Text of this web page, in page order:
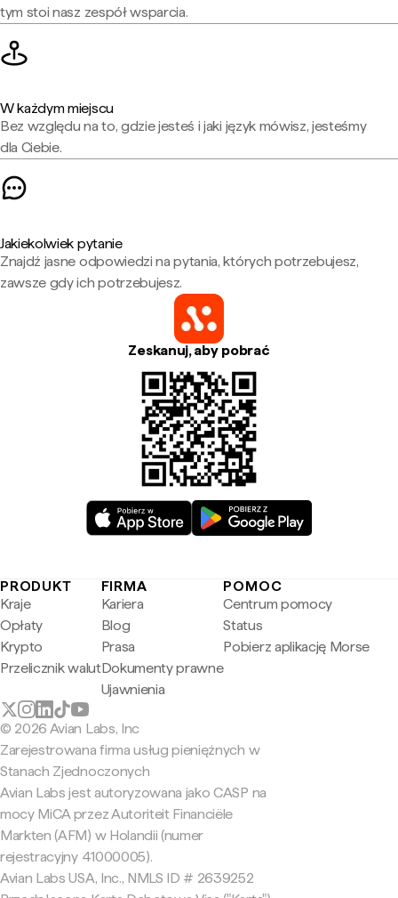
tym stoi nasz zespół wsparcia.
W każdym miejscu
Bez względu na to, gdzie jesteś i jaki język mówisz, jesteśmy
dla Ciebie.
Jakiekolwiek pytanie
Znajdź jasne odpowiedzi na pytania, których potrzebujesz,
zawsze gdy ich potrzebujesz.
Zeskanuj, aby pobrać
PRODUKT
Kraje
Opłaty
Krypto
Przelicznik walut
FIRMA
Kariera
Blog
Prasa
Dokumenty prawne
Ujawnienia
POMOC
Centrum pomocy
Status
Pobierz aplikację Morse
© 2026 Avian Labs, Inc
Zarejestrowana firma usług pieniężnych w
Stanach Zjednoczonych
Avian Labs jest autoryzowana jako CASP na
mocy MiCA przez Autoriteit Financiële
Markten (AFM) w Holandii (numer
rejestracyjny 41000005).
Avian Labs USA, Inc., NMLS ID # 2639252